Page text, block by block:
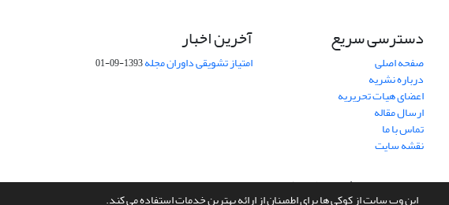
این وب سایت از کوکی ها برای اطمینان از ارائه بهترین خدمات استفاده می کند.
دسترسی سریع
صفحه اصلی
درباره نشریه
اعضای هیات تحریریه
ارسال مقاله
تماس با ما
نقشه سایت
آخرین اخبار
امتیاز تشویقی داوران مجله1393-09-01
سامانه مدیریت نشریات علمی.طراحی و پیاده سازی ازسیناوب